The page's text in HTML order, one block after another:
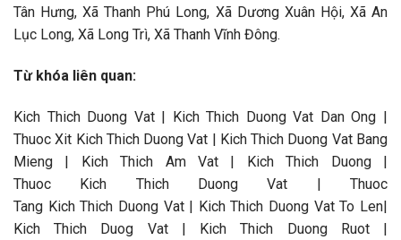
Tân Hưng, Xã Thanh Phú Long, Xã Dương Xuân Hội, Xã An
Lục Long, Xã Long Trì, Xã Thanh Vĩnh Đông.
Từ khóa liên quan:
Kich Thich Duong Vat | Kich Thich Duong Vat Dan Ong |
Thuoc Xit Kich Thich Duong Vat | Kich Thich Duong Vat Bang
Mieng | Kich Thich Am Vat | Kich Thich Duong |
Thuoc Kich Thich Duong Vat | Thuoc
Tang Kich Thich Duong Vat | Kich Thich Duong Vat To Len|
Kich Thich Duog Vat | Kich Thich Duong Ruot |